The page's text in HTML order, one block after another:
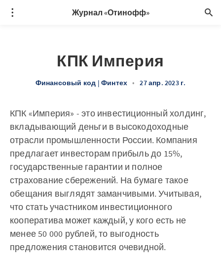
Журнал «Отинофф»
КПК Империя
Финансовый код | Финтех • 27 апр. 2023 г.
КПК «Империя» - это инвестиционный холдинг,
вкладывающий деньги в высокодоходные
отрасли промышленности России. Компания
предлагает инвесторам прибыль до 15%,
государственные гарантии и полное
страхование сбережений. На бумаге такое
обещания выглядят заманчивыми. Учитывая,
что стать участником инвестиционного
кооператива может каждый, у кого есть не
менее 50 000 рублей, то выгодность
предложения становится очевидной.